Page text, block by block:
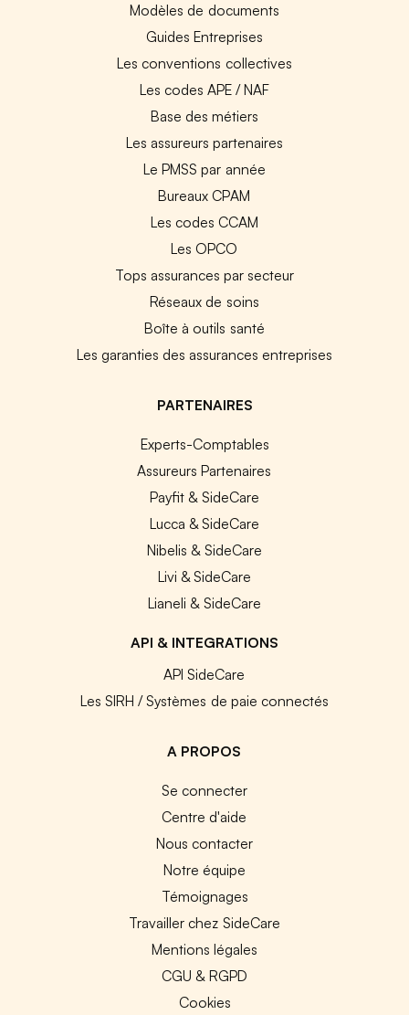
Modèles de documents
Guides Entreprises
Les conventions collectives
Les codes APE / NAF
Base des métiers
Les assureurs partenaires
Le PMSS par année
Bureaux CPAM
Les codes CCAM
Les OPCO
Tops assurances par secteur
Réseaux de soins
Boîte à outils santé
Les garanties des assurances entreprises
PARTENAIRES
Experts-Comptables
Assureurs Partenaires
Payfit & SideCare
Lucca & SideCare
Nibelis & SideCare
Livi & SideCare
Lianeli & SideCare
API & INTEGRATIONS
API SideCare
Les SIRH / Systèmes de paie connectés
A PROPOS
Se connecter
Centre d'aide
Nous contacter
Notre équipe
Témoignages
Travailler chez SideCare
Mentions légales
CGU & RGPD
Cookies